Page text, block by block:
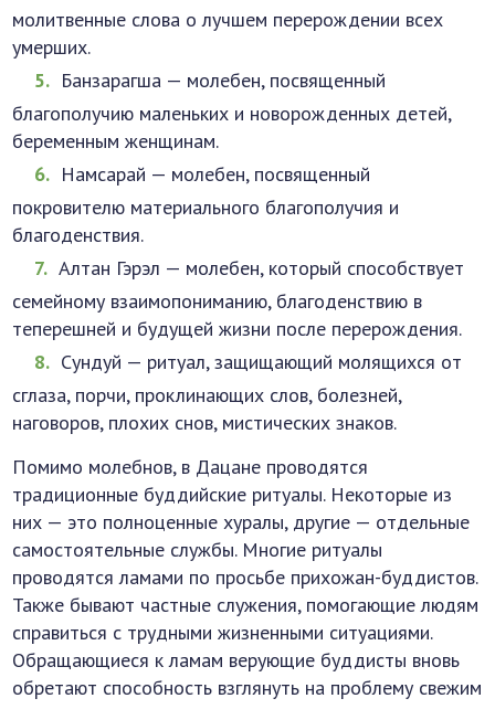
молитвенные слова о лучшем перерождении всех
умерших.
Банзарагша — молебен, посвященный
благополучию маленьких и новорожденных детей,
беременным женщинам.
Намсарай — молебен, посвященный
покровителю материального благополучия и
благоденствия.
Алтан Гэрэл — молебен, который способствует
семейному взаимопониманию, благоденствию в
теперешней и будущей жизни после перерождения.
Сундуй — ритуал, защищающий молящихся от
сглаза, порчи, проклинающих слов, болезней,
наговоров, плохих снов, мистических знаков.
Помимо молебнов, в Дацане проводятся
традиционные буддийские ритуалы. Некоторые из
них — это полноценные хуралы, другие — отдельные
самостоятельные службы. Многие ритуалы
проводятся ламами по просьбе прихожан-буддистов.
Также бывают частные служения, помогающие людям
справиться с трудными жизненными ситуациями.
Обращающиеся к ламам верующие буддисты вновь
обретают способность взглянуть на проблему свежим